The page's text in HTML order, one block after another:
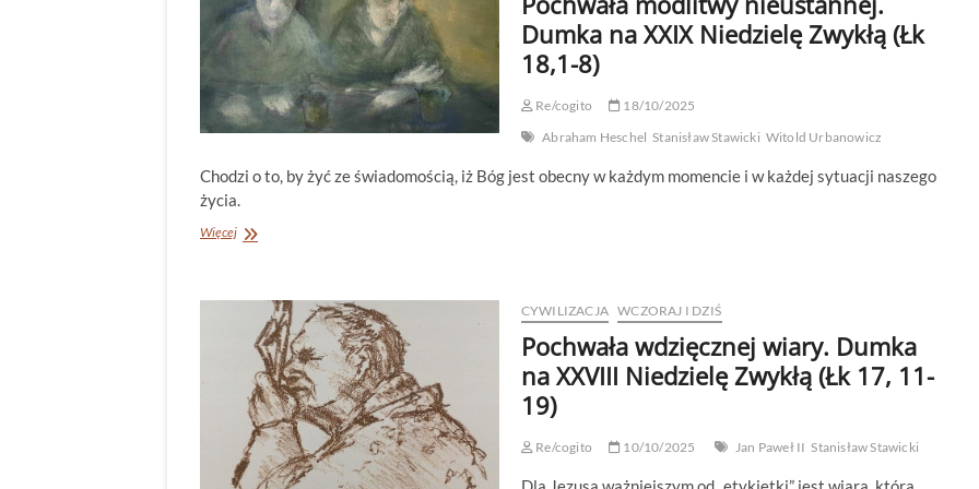
Dumka na XXIX Niedzielę Zwykłą (Łk
18,1-8)
Re/cogito
18/10/2025
Abraham Heschel Stanisław Stawicki Witold Urbanowicz
Chodzi o to, by żyć ze świadomością, iż Bóg jest obecny w każdym momencie i w każdej sytuacji naszego
życia.
WięcejPochwała
XXIX
Niedzielę
Zwykłą
(Łk
18,1-
CYWILIZACJA WCZORAJ I DZIŚ
Pochwała wdzięcznej wiary. Dumka
na XXVIII Niedzielę Zwykłą (Łk 17, 11-
19)
Re/cogito 10/10/2025 Jan Paweł II Stanisław Stawicki